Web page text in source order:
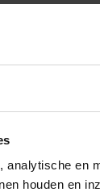
analytische en
houden en